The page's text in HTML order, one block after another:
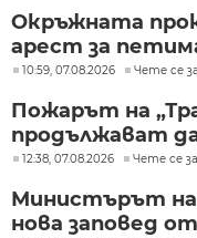
Окръжната
арест за
10:59, 07.08.2026 Чете се
Пожарът на
продължават
12:38, 07.08.2026 Чете се
Министърът на
нова заповед